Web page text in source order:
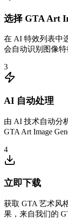
选择 GTA Art
在 AI 特效列表中
会自动识别图像特
3
AI 自动处理
由 AI 技术自动分
GTA Art Image
4
立即下载
获取 GTA 艺术风
果，来自我们的